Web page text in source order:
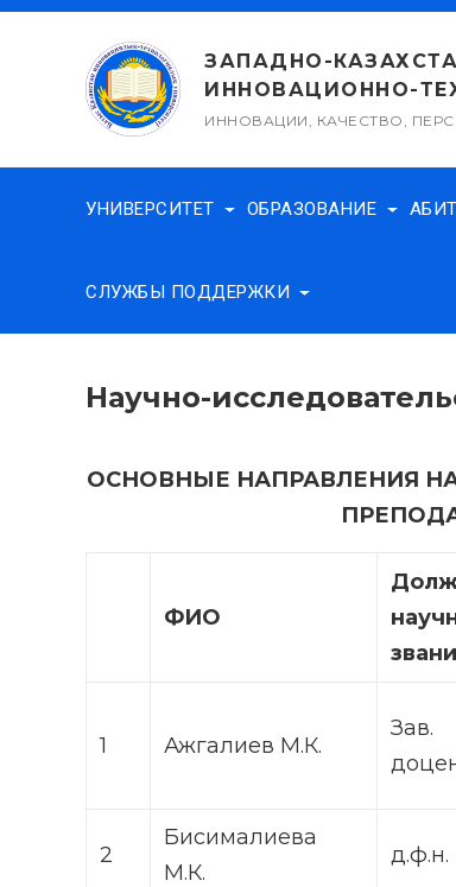
Перейти
содержимому
ЗАПАДНО-
ИННОВАЦИОННО-
ИННОВАЦИИ, КАЧЕСТВО,
УНИВЕРСИТЕТ ОБРАЗОВАНИЕ
СЛУЖБЫ ПОДДЕРЖКИ
Научно-
ОСНОВНЫЕ НАПРАВЛЕНИЯ
ФИО
1 Ажгалиев М.К.
2
Бисималиева
М.К.